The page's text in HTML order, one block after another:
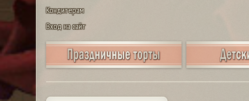
Кондитерам
Вход на сайт